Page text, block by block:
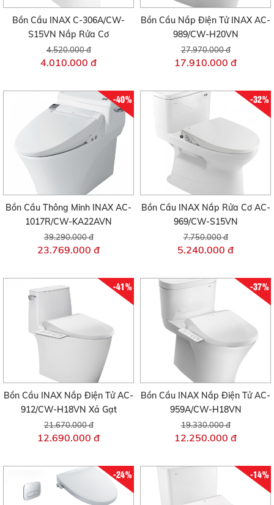
Bồn Cầu INAX C-306A/CW-
S15VN Nắp Rửa Cơ
4.520.000 đ
4.010.000 đ
Bồn Cầu Nắp Điện Tử INAX AC-
989/CW-H20VN
27.970.000 đ
17.910.000 đ
-40%
Bồn Cầu Thông Minh INAX AC-
1017R/CW-KA22AVN
39.290.000 đ
23.769.000 đ
-32%
Bồn Cầu INAX Nắp Rửa Cơ AC-
969/CW-S15VN
7.750.000 đ
5.240.000 đ
-41%
Bồn Cầu INAX Nắp Điện Tử AC-
912/CW-H18VN Xả Gạt
21.670.000 đ
12.690.000 đ
-37%
Bồn Cầu INAX Nắp Điện Tử AC-
959A/CW-H18VN
19.330.000 đ
12.250.000 đ
-24% -14%